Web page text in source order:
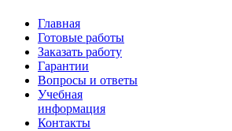
Главная
Готовые работы
Заказать работу
Гарантии
Вопросы и ответы
Учебная
информация
Контакты